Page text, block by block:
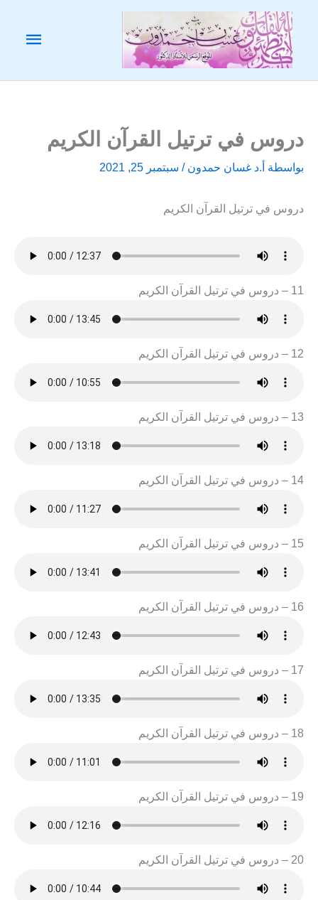
تخطي
المحتوى
دروس في ترتيل القرآن الكريم
بواسطة أ.د غسان حمدون/ سبتمبر 25, 2021
دروس في ترتيل القرآن الكريم
11 – دروس في ترتيل القرآن الكريم
12 – دروس في ترتيل القرآن الكريم
13 – دروس في ترتيل القرآن الكريم
14 – دروس في ترتيل القرآن الكريم
15 – دروس في ترتيل القرآن الكريم
16 – دروس في ترتيل القرآن الكريم
17 – دروس في ترتيل القرآن الكريم
18 – دروس في ترتيل القرآن الكريم
19 – دروس في ترتيل القرآن الكريم
20 – دروس في ترتيل القرآن الكريم